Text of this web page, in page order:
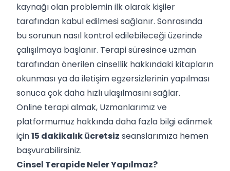
kaynağı olan problemin ilk olarak kişiler
tarafından kabul edilmesi sağlanır. Sonrasında
bu sorunun nasıl kontrol edilebileceği üzerinde
çalışılmaya başlanır. Terapi süresince uzman
tarafından önerilen cinsellik hakkındaki kitapların
okunması ya da iletişim egzersizlerinin yapılması
sonuca çok daha hızlı ulaşılmasını sağlar.
Online terapi almak, Uzmanlarımız ve
platformumuz hakkında daha fazla bilgi edinmek
için15 dakikalık ücretsiz seanslarımıza hemen
başvurabilirsiniz.
Cinsel Terapide Neler Yapılmaz?